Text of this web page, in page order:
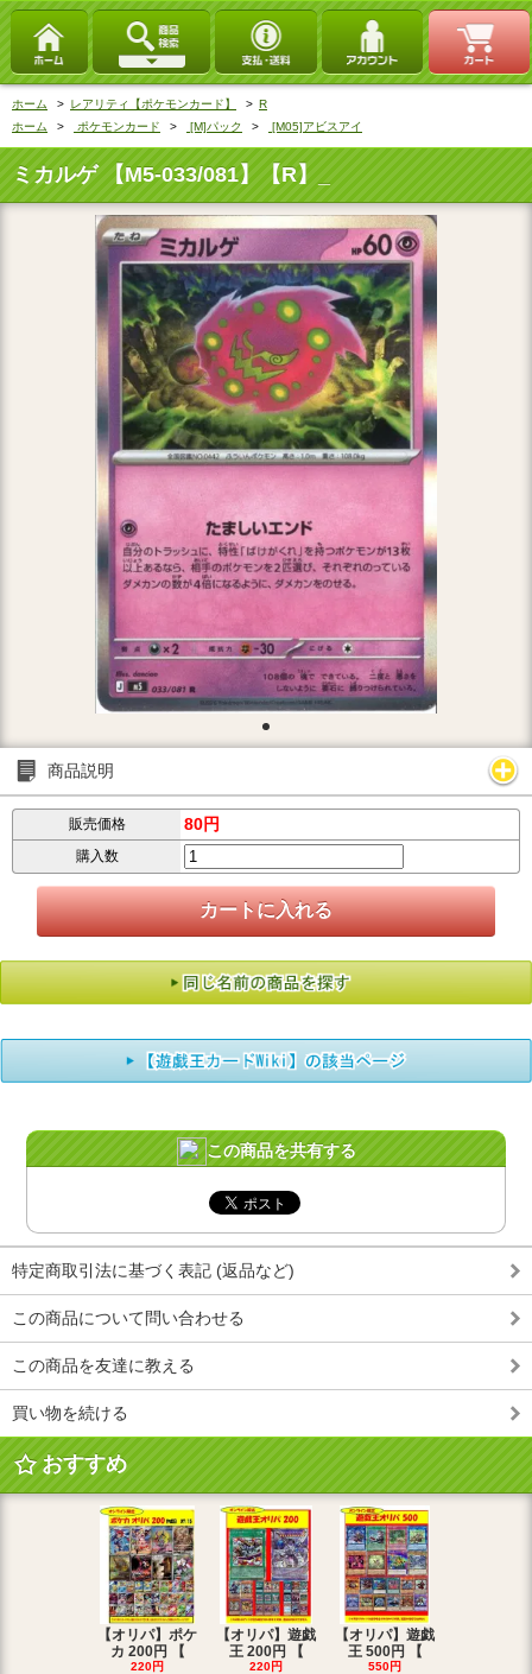
ホーム > レアリティ【ポケモンカード】 > R
ホーム
> ポケモンカード > [M]パック > [M05]アビスアイ
ミカルゲ 【M5-033/081】【R】_
商品説明
販売価格 80円
購入数
この商品を共有する
特定商取引法に基づく表記 (返品など)
この商品について問い合わせる
この商品を友達に教える
買い物を続ける
おすすめ
【オリパ】ポケ
カ 200円 【
220円
【オリパ】遊戯
王 200円 【
220円
【オリパ】遊戯
王 500円 【
550円